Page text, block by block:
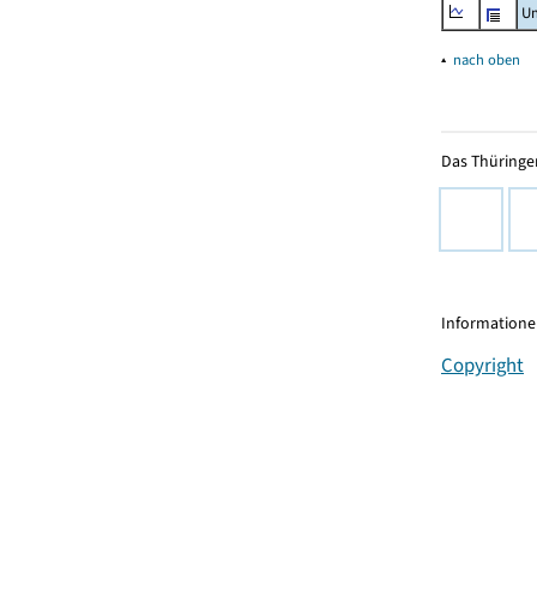
▴ nach oben
Das
Copyright